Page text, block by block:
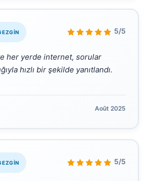
5/5
her yerde internet, sorular
hızlı bir şekilde yanıtlandı.
Août 2025
5/5